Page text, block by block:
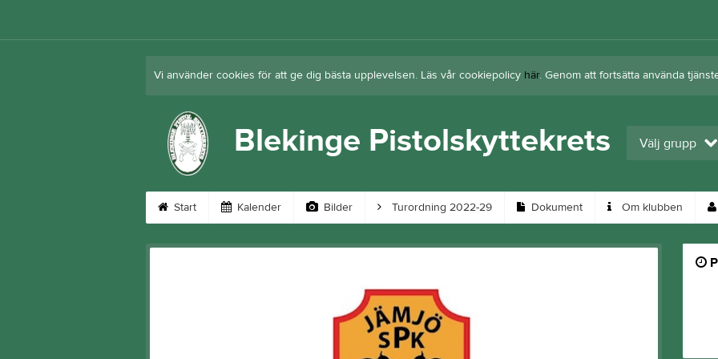
Vi använder cookies för att ge dig bästa upplevelsen. Läs vår cookiepolicy här. Genom att fortsätta använda
Blekinge Pistolskyttekrets Välj grupp
Start Kalender Bilder Turordning 2022-29 Dokument Om klubben